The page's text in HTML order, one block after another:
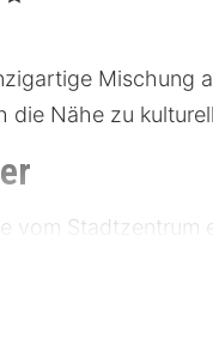
Mischung
die Nähe zu
vom
der